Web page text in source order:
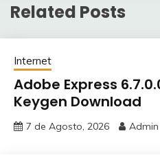
Related Posts
Internet
Adobe Express
Keygen Download
7 de Agosto, 2026 Admin